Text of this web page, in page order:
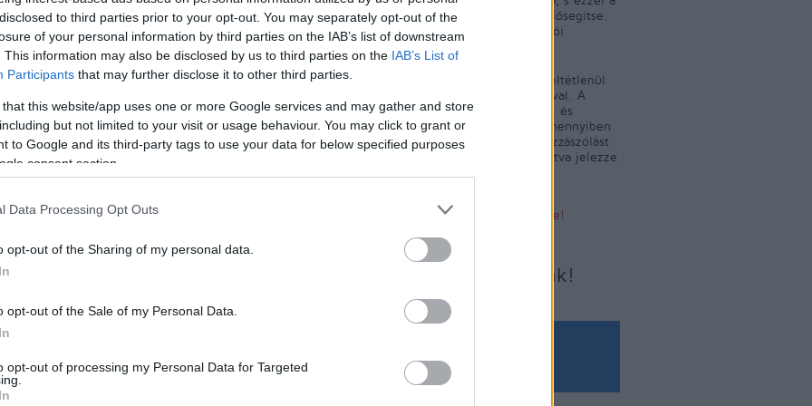
to third parties prior to your opt-out. You may separately opt-out of the
of your personal information by third parties on the IAB’s list of downstream
This information may also be disclosed by us to third parties on the IAB’s List of
Participants that may further disclose it to other third parties.
that this website/app uses one or more Google services and may gather and store
but not limited to your visit or usage behaviour. You may click to grant or
to Google and its third-party tags to use your data for below specified purposes
consent section.
Data Processing Opt Outs
opt-out of the Sharing of my personal data.
opt-out of the Sale of my Personal Data.
opt-out of processing my Personal Data for Targeted
Miért nincs
nyáron hó? -
népnek semmi
buszokat
Eltömött
megoldást
közösségi közlekedés fejlődését elősegítse.
A blog nem tényeket, hanem olvasói
észrevételeket közöl.
A BKV-Figyelő szerkesztője nem feltétlenül
ért egyet a közölt levelek tartalmával. A
megjelent levelek szerkesztésének és
rövidítésének jogát fenntartjuk. Amennyiben
a BKV-Figyelőn sértő tartalmat, hozzászólást
talál, kérjük, az alábbi linkre kattintva jelezze
Sértő tartalom bejelentése!
Írjon nekünk!